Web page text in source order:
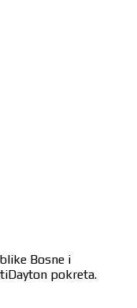
Bosne i
pokreta.